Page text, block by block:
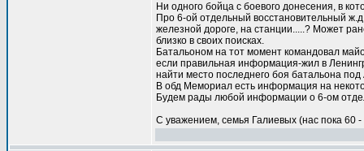
Ни одного бойца с боевого донесения, в
Про 6-ой отдельный восстановительный
железной дороге, на станции.....? Может
близко в своих поисках.
Батальоном на тот момент командовал
если правильная информация-жил в
найти место последнего боя батальона под
В обд Мемориал есть информация на
Будем рады любой информации о 6-ом
С уважением, семья Галиевых (нас пока 60 -